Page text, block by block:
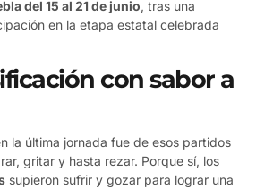
del 15 al 21 de junio, tras una
en la etapa estatal celebrada
con sabor a
la última jornada fue de esos partidos
gritar y hasta rezar. Porque sí, los
supieron sufrir y gozar para lograr una